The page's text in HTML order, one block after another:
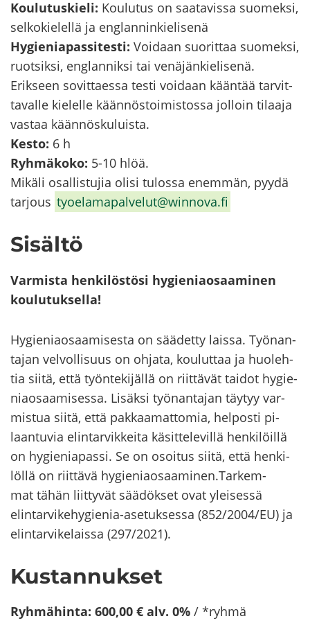
Kou­lu­tus­kie­li: Kou­lu­tus on saa­ta­vis­sa suo­mek­si,
sel­ko­kie­lel­lä ja englan­nin­kie­li­se­nä
Hy­gie­nia­pas­si­tes­ti: Voi­daan suo­rit­taa suo­mek­si,
ruot­sik­si, englan­nik­si tai ve­nä­jän­kie­li­se­nä.
Erik­seen so­vit­taes­sa testi voi­daan kään­tää tar­vit­
ta­val­le kie­lel­le kään­nös­toi­mis­tos­sa jol­loin ti­laa­ja
vas­taa kään­nös­ku­luis­ta.
Kesto: 6 h
Ryh­mä­ko­ko: 5-10 hlöä.
Mi­kä­li osal­lis­tu­jia olisi tu­los­sa enem­män, pyydä
tar­jous ty­oe­la­ma­pal­ve­lut@winnova.fi
Si­säl­tö
Var­mis­ta hen­ki­lös­tö­si hy­gie­niao­saa­mi­nen
kou­lu­tuk­sel­la!
Hy­gie­niao­saa­mi­ses­ta on sää­det­ty lais­sa. Työ­nan­
ta­jan vel­vol­li­suus on oh­ja­ta, kou­lut­taa ja huo­leh­
tia siitä, että työn­te­ki­jäl­lä on riit­tä­vät tai­dot hy­gie­
niao­saa­mi­ses­sa. Li­säk­si työ­nan­ta­jan täy­tyy var­
mis­tua siitä, että pak­kaa­mat­to­mia, hel­pos­ti pi­
laan­tu­via elin­tar­vik­kei­ta kä­sit­te­le­vil­lä hen­ki­löil­lä
on hy­gie­nia­pas­si. Se on osoi­tus siitä, että hen­ki­
löl­lä on riit­tä­vä hy­gie­niao­saa­mi­nen.Tar­kem­
mat tähän liit­ty­vät sää­dök­set ovat ylei­ses­sä
elintarvikehygienia-​asetuksessa (852/2004/EU) ja
elin­tar­vi­ke­lais­sa (297/2021).
Kus­tan­nuk­set
Ryh­mä­hin­ta: 600,00 € alv. 0% / *ryhmä